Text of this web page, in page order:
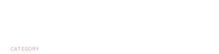
CATEGORY